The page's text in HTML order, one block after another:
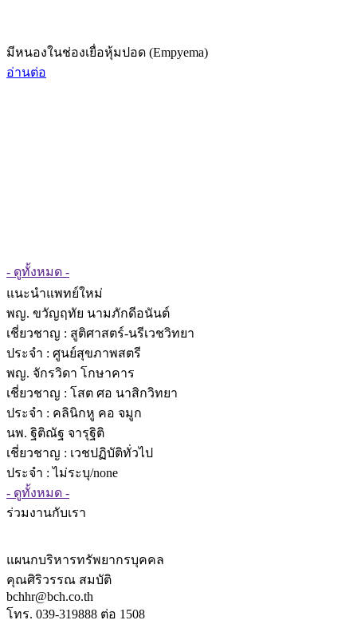
มีหนองในช่องเยื่อหุ้มปอด (Empyema)
อ่านต่อ
- ดูทั้งหมด -
แนะนำแพทย์ใหม่
พญ. ขวัญฤทัย นามภักดีอนันต์
เชี่ยวชาญ : สูติศาสตร์-นรีเวชวิทยา
ประจำ : ศูนย์สุขภาพสตรี
พญ. จักรวิดา โกษาคาร
เชี่ยวชาญ : โสต ศอ นาสิกวิทยา
ประจำ : คลินิกหู คอ จมูก
นพ. ฐิติณัฐ จารุฐิติ
เชี่ยวชาญ : เวชปฏิบัติทั่วไป
ประจำ : ไม่ระบุ/none
- ดูทั้งหมด -
ร่วมงานกับเรา
แผนกบริหารทรัพยากรบุคคล
คุณศิริวรรณ สมบัติ
bchhr@bch.co.th
โทร. 039-319888 ต่อ 1508